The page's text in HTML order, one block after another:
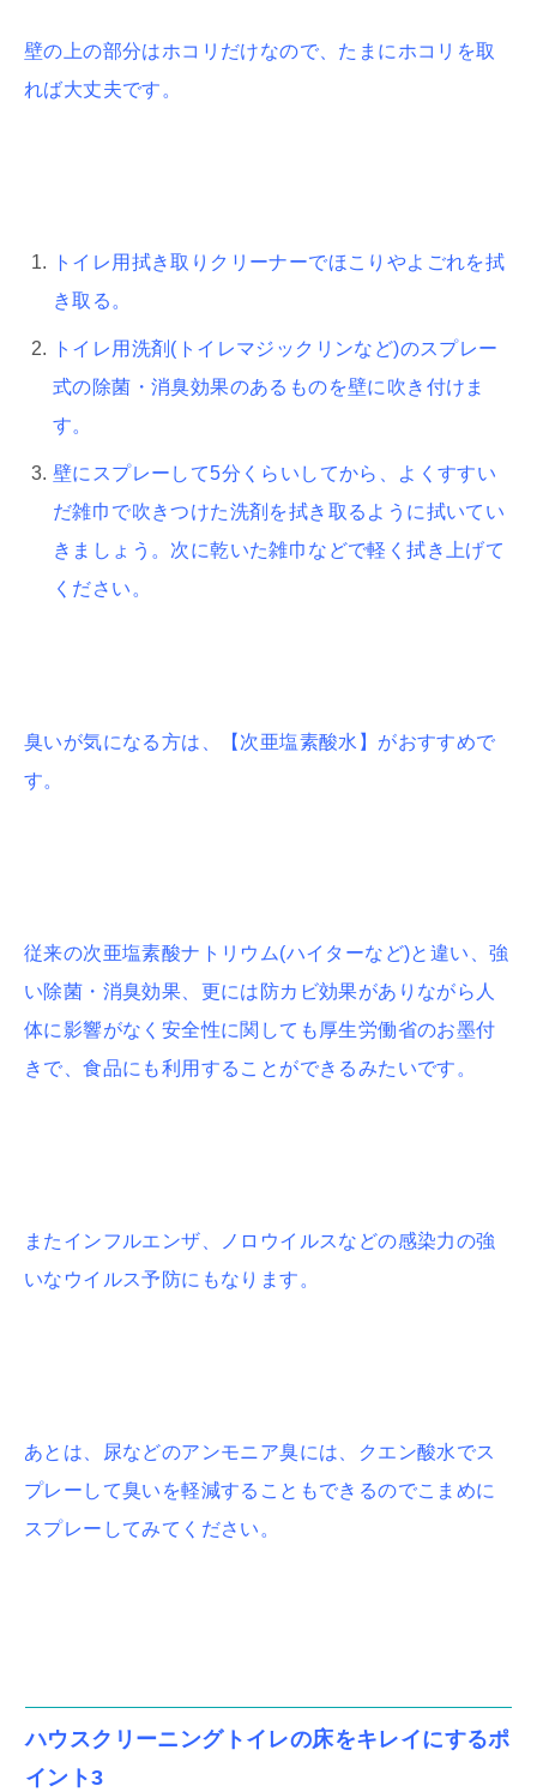
壁の上の部分はホコリだけなので、たまにホコリを取
れば大丈夫です。
トイレ用拭き取りクリーナーでほこりやよごれを拭
き取る。
トイレ用洗剤(トイレマジックリンなど)のスプレー
式の除菌・消臭効果のあるものを壁に吹き付けま
す。
壁にスプレーして5分くらいしてから、よくすすい
だ雑巾で吹きつけた洗剤を拭き取るように拭いてい
きましょう。次に乾いた雑巾などで軽く拭き上げて
ください。
臭いが気になる方は、【次亜塩素酸水】がおすすめで
す。
従来の次亜塩素酸ナトリウム(ハイターなど)と違い、強
い除菌・消臭効果、更には防カビ効果がありながら人
体に影響がなく安全性に関しても厚生労働省のお墨付
きで、食品にも利用することができるみたいです。
またインフルエンザ、ノロウイルスなどの感染力の強
いなウイルス予防にもなります。
あとは、尿などのアンモニア臭には、クエン酸水でス
プレーして臭いを軽減することもできるのでこまめに
スプレーしてみてください。
ハウスクリーニングトイレの床をキレイにするポ
イント3